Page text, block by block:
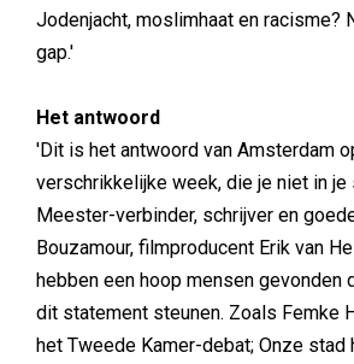
Jodenjacht, moslimhaat en racisme?
gap.'
Het antwoord
'Dit is het antwoord van Amsterdam
verschrikkelijke week, die je niet in je
Meester-verbinder, schrijver en
Bouzamour, filmproducent Erik van
hebben een hoop mensen gevonden
dit statement steunen. Zoals Femke
het Tweede Kamer-debat; Onze